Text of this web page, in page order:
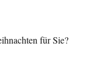
für Sie?